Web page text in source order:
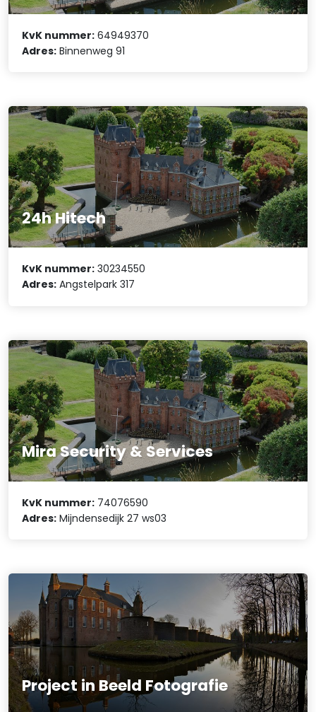
KvK nummer: 64949370
Adres: Binnenweg 91
24h Hitech
KvK nummer: 30234550
Adres: Angstelpark 317
Mira Security & Services
KvK nummer: 74076590
Adres: Mijndensedijk 27 ws03
Project in Beeld Fotografie